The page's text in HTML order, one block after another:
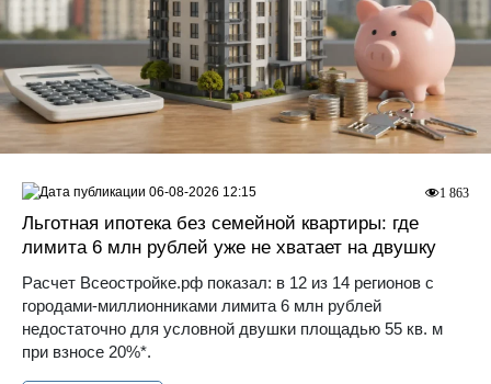
Льготная ипотека без семейной квартиры: где
лимита 6 млн рублей уже не хватает на двушку
Расчет Всеостройке.рф показал: в 12 из 14 регионов с
городами-миллионниками лимита 6 млн рублей
недостаточно для условной двушки площадью 55 кв. м
при взносе 20%*.
1 863
06-08-2026 12:15